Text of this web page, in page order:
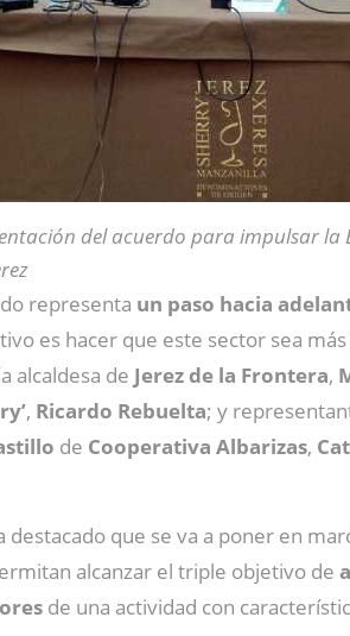
del acuerdo para impulsar la
representa un paso hacia
es hacer que este sector sea
alcaldesa de Jerez de la Frontera,
, Ricardo Rebuelta; y
de Cooperativa Albarizas,
que se va a poner en
alcanzar el triple objetivo de
de una actividad con